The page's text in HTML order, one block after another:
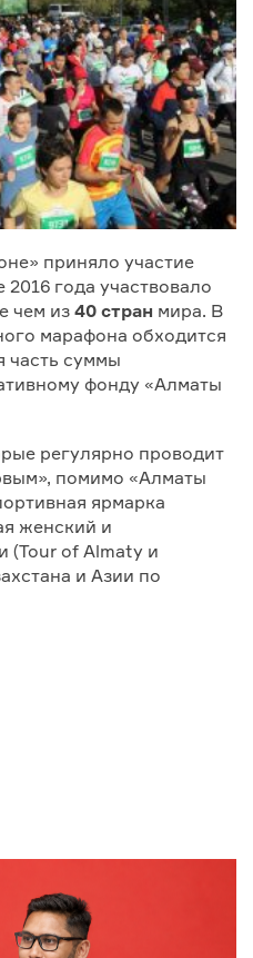
приняло участие
года участвовало
чем из 40 стран мира. В
марафона обходится
часть суммы
фонду «Алматы
регулярно проводит
помимо «Алматы
ярмарка
женский и
(Tour of Almaty и
и Азии по